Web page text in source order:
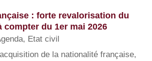
: forte revalorisation du
compter du 1er mai 2026
, Etat civil
de la nationalité française,